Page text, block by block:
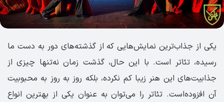
یکی از جذاب‌ترین نمایش‌هایی که از گذشته‌های دور به دست ما
رسیده، تئاتر است. با این حال، گذشت زمان نه‌تنها چیزی از
جذابیت‌های این هنر زیبا کم نکرده، بلکه روز به روز به محبوبیت
آن افزوده‌است. تئاتر را می‌توان به عنوان یکی از بهترین انواع